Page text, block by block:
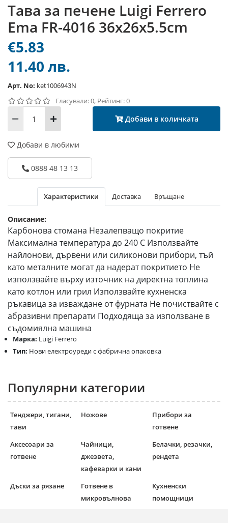
Тава за печене Luigi Ferrero
Ema FR-4016 36x26x5.5cm
€5.83
11.40 лв.
Арт. No: ket1006943N
Гласували: 0, Рейтинг: 0
Добави в количката
Добави в любими
0888 48 13 13
Характеристики Доставка Връщане
Описание:
Карбонова стомана Незалепващо покритие
Максимална температура до 240 С Използвайте
найлонови, дървени или силиконови прибори, тъй
като металните могат да надерат покритието Не
използвайте върху източник на директна топлина
като котлон или грил Използвайте кухненска
ръкавица за изваждане от фурната Не почиствайте с
абразивни препарати Подходяща за използване в
съдомиялна машина
Марка: Luigi Ferrero
Тип: Нови електроуреди с фабрична опаковка
Популярни категории
Тенджери, тигани,
тави
Ножове
Прибори за
готвене
Аксесоари за
готвене
Чайници,
джезвета,
кафеварки и кани
Белачки, резачки,
рендета
Дъски за рязане
Готвене в
микровълнова
Кухненски
помощници